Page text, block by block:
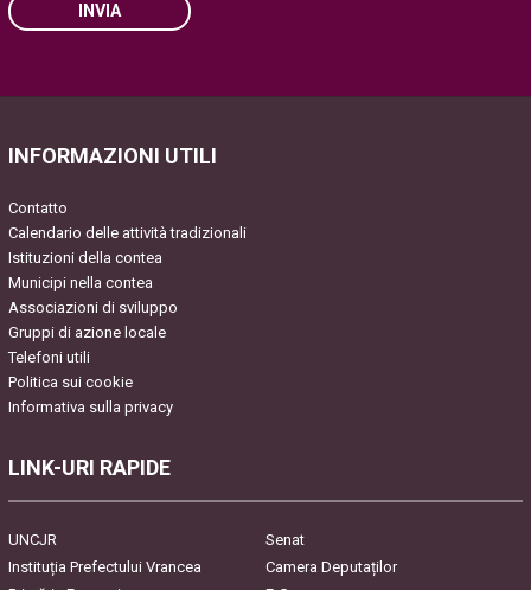
INVIA
INFORMAZIONI UTILI
Contatto
Calendario delle attività tradizionali
Istituzioni della contea
Municipi nella contea
Associazioni di sviluppo
Gruppi di azione locale
Telefoni utili
Politica sui cookie
Informativa sulla privacy
LINK-URI RAPIDE
UNCJR
Senat
Instituția Prefectului Vrancea
Camera Deputaților